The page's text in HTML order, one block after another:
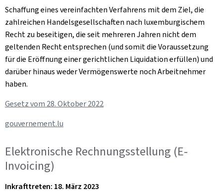
Schaffung eines vereinfachten Verfahrens mit dem Ziel, die
zahlreichen Handelsgesellschaften nach luxemburgischem
Recht zu beseitigen, die seit mehreren Jahren nicht dem
geltenden Recht entsprechen (und somit die Voraussetzung
für die Eröffnung einer gerichtlichen Liquidation erfüllen) und
darüber hinaus weder Vermögenswerte noch Arbeitnehmer
haben.
Gesetz vom 28. Oktober 2022
gouvernement.lu
Elektronische Rechnungsstellung (E-
Invoicing)
Inkrafttreten: 18. März 2023